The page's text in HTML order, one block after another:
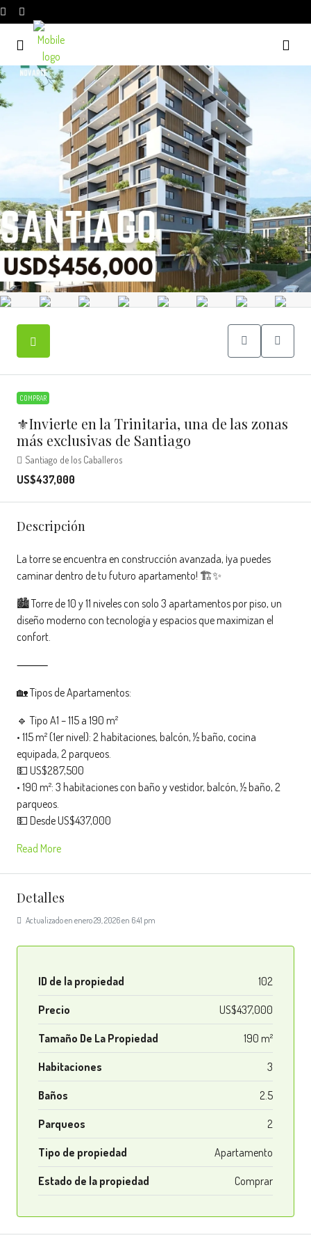
COMPRAR
⚜️Invierte en la Trinitaria, una de las zonas
más exclusivas de Santiago
Santiago de los Caballeros
US$437,000
Descripción
La torre se encuentra en construcción avanzada, ¡ya puedes
caminar dentro de tu futuro apartamento! 🏗️✨
🏙️ Torre de 10 y 11 niveles con solo 3 apartamentos por piso, un
diseño moderno con tecnología y espacios que maximizan el
confort.
⸻
🏡 Tipos de Apartamentos:
🔹 Tipo A1 – 115 a 190 m²
• 115 m² (1er nivel): 2 habitaciones, balcón, ½ baño, cocina
equipada, 2 parqueos.
💵 US$287,500
• 190 m²: 3 habitaciones con baño y vestidor, balcón, ½ baño, 2
parqueos.
💵 Desde US$437,000
Read More
Detalles
Actualizado en enero 29, 2026 en 6:41 pm
ID de la propiedad 102
Precio US$437,000
Tamaño De La Propiedad 190 m²
Habitaciones 3
Baños 2.5
Parqueos 2
Tipo de propiedad Apartamento
Estado de la propiedad Comprar